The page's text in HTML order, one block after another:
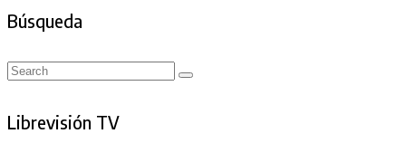
Búsqueda
Search
Search
Librevisión TV